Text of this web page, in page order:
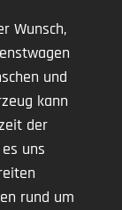
Wunsch,
und
kann
der
uns
rund um